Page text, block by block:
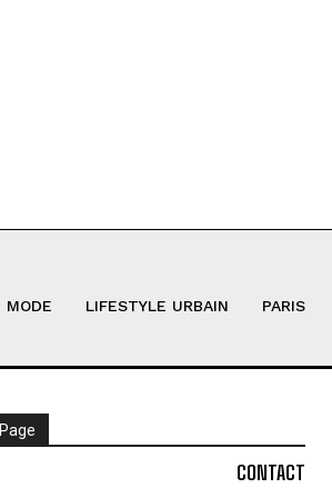
MODE LIFESTYLE URBAIN PARIS
Page
CONTACT